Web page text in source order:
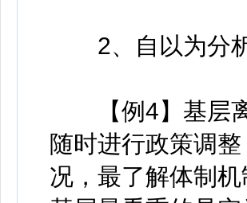
2、自以为分析
【例4】基层离
随时进行政策调
况，最了解体制